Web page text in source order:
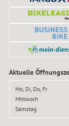
Aktuelle
Mo, Di, Do, Fr
Mittwoch
Samstag